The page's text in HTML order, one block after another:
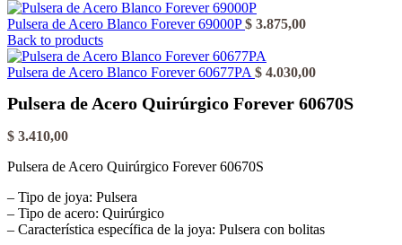
Pulsera de Acero Blanco Forever 69000P$ 3.875,00
Back to products
Pulsera de Acero Blanco Forever 60677PA $ 4.030,00
Pulsera de Acero Quirúrgico Forever 60670S
$ 3.410,00
Pulsera de Acero Quirúrgico Forever 60670S
– Tipo de joya: Pulsera
– Tipo de acero: Quirúrgico
– Característica específica de la joya: Pulsera con bolitas